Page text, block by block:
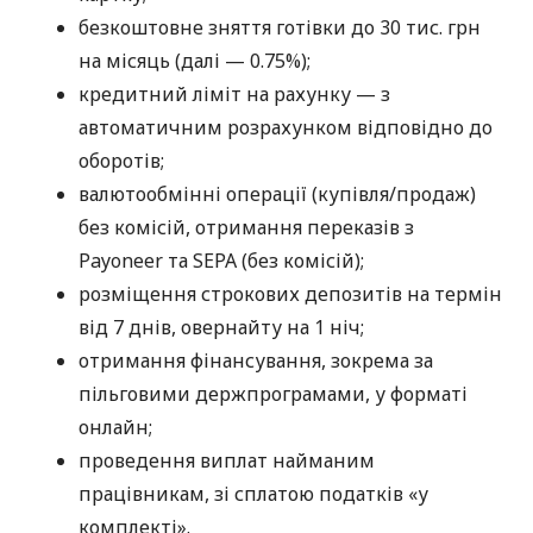
безкоштовне зняття готівки до 30 тис. грн
на місяць (далі — 0.75%);
кредитний ліміт на рахунку — з
автоматичним розрахунком відповідно до
оборотів;
валютообмінні операції (купівля/продаж)
без комісій, отримання переказів з
Payoneer та SEPA (без комісій);
розміщення строкових депозитів на термін
від 7 днів, овернайту на 1 ніч;
отримання фінансування, зокрема за
пільговими держпрограмами, у форматі
онлайн;
проведення виплат найманим
працівникам, зі сплатою податків «у
комплекті».